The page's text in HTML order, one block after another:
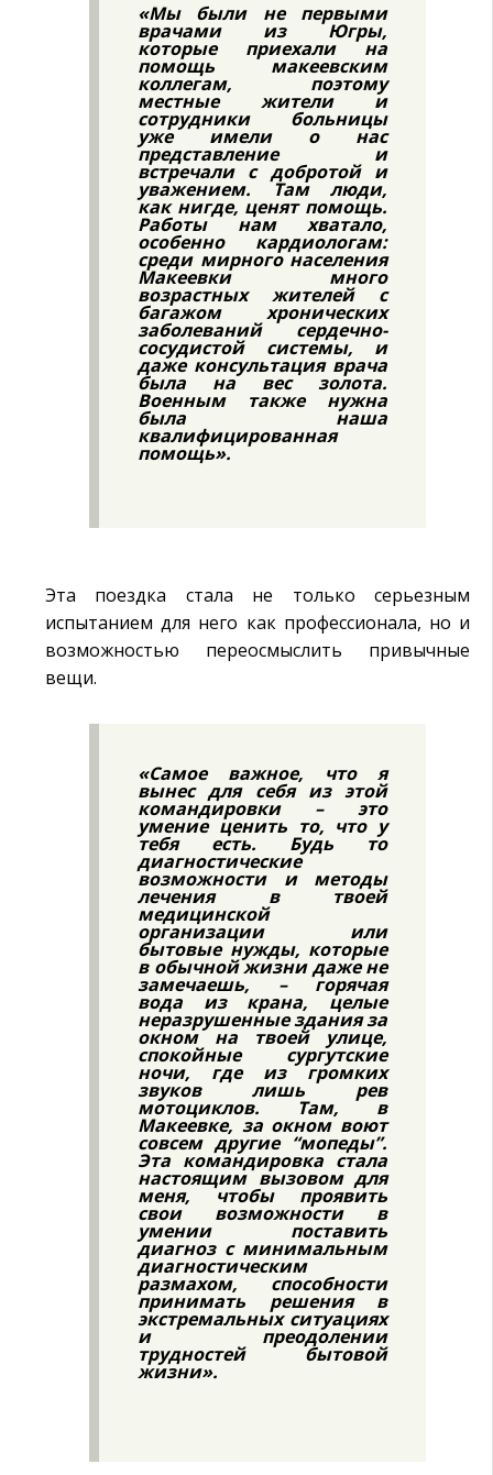
«Мы были не первыми
врачами из Югры,
которые приехали на
помощь макеевским
коллегам, поэтому
местные жители и
сотрудники больницы
уже имели о нас
представление и
встречали с добротой и
уважением. Там люди,
как нигде, ценят помощь.
Работы нам хватало,
особенно кардиологам:
среди мирного населения
Макеевки много
возрастных жителей с
багажом хронических
заболеваний сердечно-
сосудистой системы, и
даже консультация врача
была на вес золота.
Военным также нужна
была наша
квалифицированная
помощь».
Эта поездка стала не только серьезным
испытанием для него как профессионала, но и
возможностью переосмыслить привычные
вещи.
«Самое важное, что я
вынес для себя из этой
командировки – это
умение ценить то, что у
тебя есть. Будь то
диагностические
возможности и методы
лечения в твоей
медицинской
организации или
бытовые нужды, которые
в обычной жизни даже не
замечаешь, – горячая
вода из крана, целые
неразрушенные здания за
окном на твоей улице,
спокойные сургутские
ночи, где из громких
звуков лишь рев
мотоциклов. Там, в
Макеевке, за окном воют
совсем другие “мопеды”.
Эта командировка стала
настоящим вызовом для
меня, чтобы проявить
свои возможности в
умении поставить
диагноз с минимальным
диагностическим
размахом, способности
принимать решения в
экстремальных ситуациях
и преодолении
трудностей бытовой
жизни».